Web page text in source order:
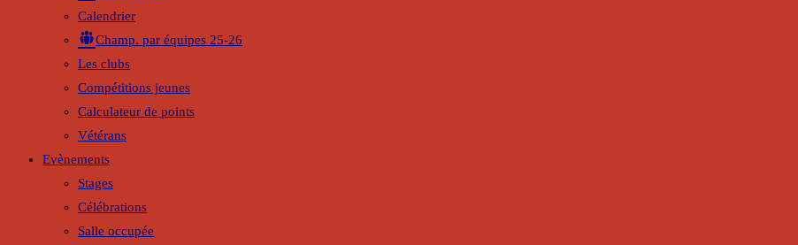
Calendrier
Champ. par équipes 25-26
Les clubs
Compétitions jeunes
Calculateur de points
Vétérans
Evènements
Stages
Célébrations
Salle occupée